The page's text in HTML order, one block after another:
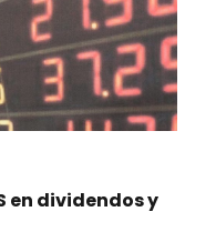
en dividendos y